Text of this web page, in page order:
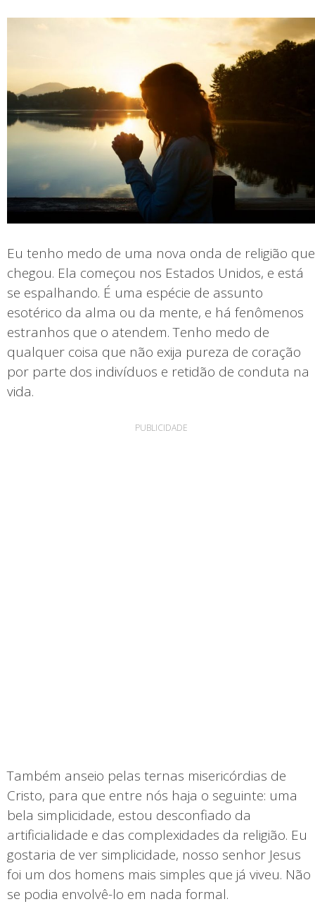
Eu tenho medo de uma nova onda de religião que
chegou. Ela começou nos Estados Unidos, e está
se espalhando. É uma espécie de assunto
esotérico da alma ou da mente, e há fenômenos
estranhos que o atendem. Tenho medo de
qualquer coisa que não exija pureza de coração
por parte dos indivíduos e retidão de conduta na
vida.
PUBLICIDADE
Também anseio pelas ternas misericórdias de
Cristo, para que entre nós haja o seguinte: uma
bela simplicidade, estou desconfiado da
artificialidade e das complexidades da religião. Eu
gostaria de ver simplicidade, nosso senhor Jesus
foi um dos homens mais simples que já viveu. Não
se podia envolvê-lo em nada formal.